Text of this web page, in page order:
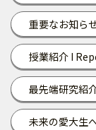
重要なお知ら
授業紹介 I
最先端研究紹
未来の愛大生